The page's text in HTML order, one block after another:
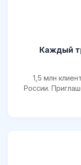
Каждый
1,5 млн
России.